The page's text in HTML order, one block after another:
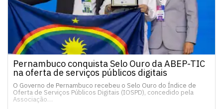
Pernambuco conquista Selo Ouro da ABEP-TIC
na oferta de serviços públicos digitais
O Governo de Pernambuco recebeu o Selo Ouro do Índice de
Oferta de Serviços Públicos Digitais (IOSPD), concedido pela
Associação…